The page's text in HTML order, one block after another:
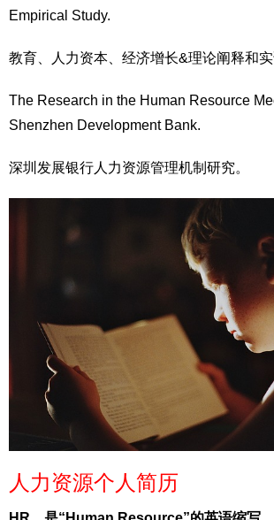
Empirical Study.
教育、人力资本、经济增长&理论阐释和实
The Research in the Human Resource
Shenzhen Development Bank.
深圳发展银行人力资源管理机制研究。
人力资源个人简历